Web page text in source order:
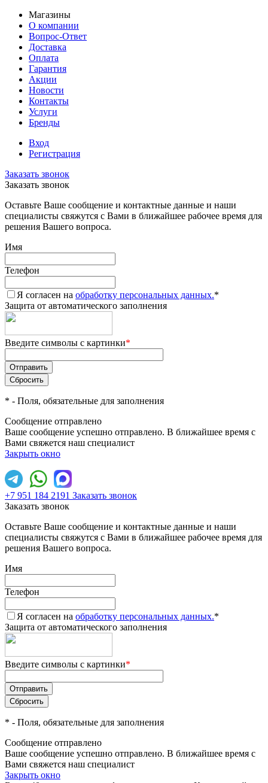
Магазины
О компании
Вопрос-Ответ
Доставка
Оплата
Гарантия
Акции
Новости
Контакты
Услуги
Бренды
Вход
Регистрация
Заказать звонок
Заказать звонок
Оставьте Ваше сообщение и контактные данные и наши
специалисты свяжутся с Вами в ближайшее рабочее время для
решения Вашего вопроса.
Имя
Телефон
Я согласен на обработку персональных данных.*
Защита от автоматического заполнения
Введите символы с картинки*
* - Поля, обязательные для заполнения
Сообщение отправлено
Ваше сообщение успешно отправлено. В ближайшее время с
Вами свяжется наш специалист
Закрыть окно
+7 951 184 2191 Заказать звонок
Заказать звонок
Оставьте Ваше сообщение и контактные данные и наши
специалисты свяжутся с Вами в ближайшее рабочее время для
решения Вашего вопроса.
Имя
Телефон
Я согласен на обработку персональных данных.*
Защита от автоматического заполнения
Введите символы с картинки*
* - Поля, обязательные для заполнения
Сообщение отправлено
Ваше сообщение успешно отправлено. В ближайшее время с
Вами свяжется наш специалист
Закрыть окно